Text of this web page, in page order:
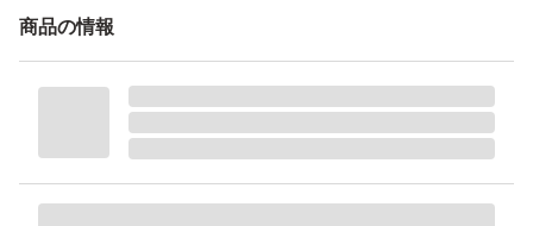
ん、土曜日15時以降のご注文は月曜日から順番に発送さ
よろしくお願い致します。
●再出品などもオッケです。
商品の情報